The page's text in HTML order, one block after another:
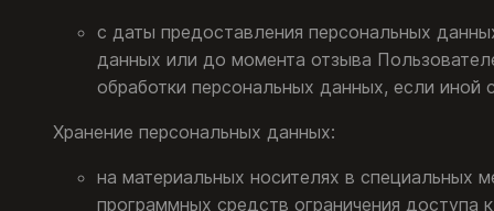
с даты предоставления персональных
данных или до момента отзыва
обработки персональных данных, если
Хранение персональных данных:
на материальных носителях в специальных
программных средств ограничения доступа